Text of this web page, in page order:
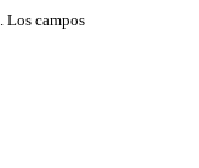
Los campos